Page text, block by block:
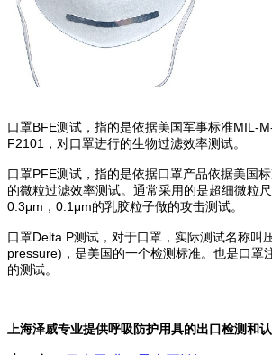
口罩BFE测试，指的是依据美国军事标准MIL-
F2101，对口罩进行的生物过滤效率测试。
口罩PFE测试，指的是依据口罩产品依据美国
的微粒过滤效率测试。通常采用的是超细微粒
0.3μm，0.1μm的乳胶粒子做的攻击测试。
口罩Delta P测试，对于口罩，实际测试名称叫
pressure)，是美国的一个检测标准。也是口罩
的测试。
上海泽威专业提供呼吸防护用具的出口检测和认